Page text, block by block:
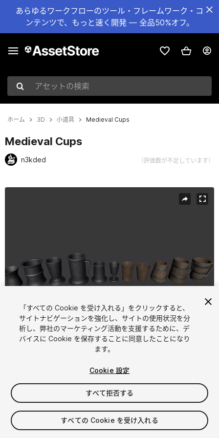
あらゆるワークフローのツール・フレームワーク・コ
ンテンツで、もっと速く開発 — 全品50%オフ。
アセットの検索
ホーム 3D 小道具 Medieval Cups
Medieval Cups
n3kded （評価数が不足しています）
1 /4
$9.99
消費税は決済時に計算されます
「すべての Cookie を受け入れる」をクリックすると、
サイトナビゲーションを強化し、サイトの使用状況を分
析し、弊社のマーケティング活動を支援するために、デ
バイスに Cookie を保存することに同意したことになり
ます。
Cookie 設定
すべて拒否する
すべての Cookie を受け入れる